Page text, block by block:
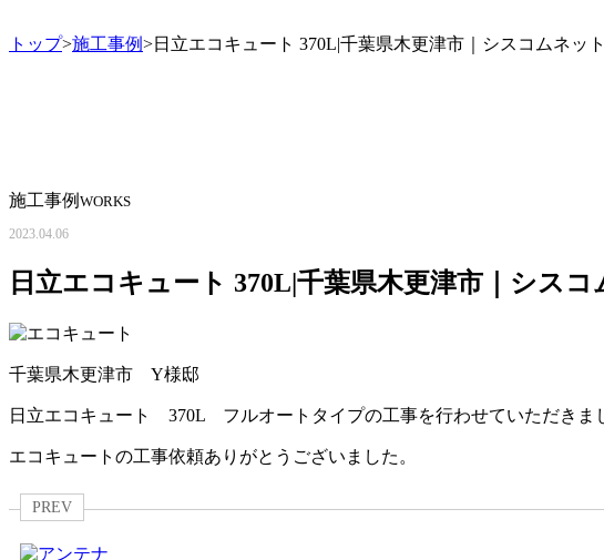
トップ>施工事例>日立エコキュート 370L|千葉県木更津市｜シスコムネット
施工事例 WORKS
2023.04.06
日立エコキュート 370L|千葉県木更津市｜シスコ
千葉県木更津市 Y様邸
日立エコキュート 370L フルオートタイプの工事を行わせていただきま
エコキュートの工事依頼ありがとうございました。
PREV